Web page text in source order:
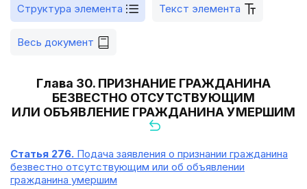
Структура элемента Текст элемента
Весь документ
Глава 30. ПРИЗНАНИЕ ГРАЖДАНИНА
БЕЗВЕСТНО ОТСУТСТВУЮЩИМ
ИЛИ ОБЪЯВЛЕНИЕ ГРАЖДАНИНА УМЕРШИМ
Статья 276. Подача заявления о признании гражданина
безвестно отсутствующим или об объявлении
гражданина умершим